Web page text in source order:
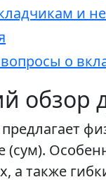
и
о
обзор
предлагает
а также